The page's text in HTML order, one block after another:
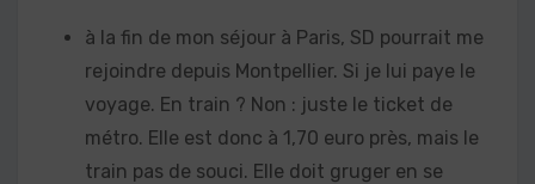
à la fin de mon séjour à Paris, SD pourrait me
rejoindre depuis Montpellier. Si je lui paye le
voyage. En train ? Non : juste le ticket de
métro. Elle est donc à 1,70 euro près, mais le
train pas de souci. Elle doit gruger en se